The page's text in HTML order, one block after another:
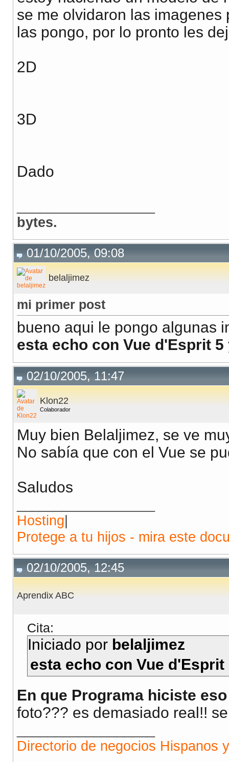
se me olvidaron las
las pongo, por lo pronto les
2D
3D
Dado
bytes.
01/10/2005, 09:08
belaljimez
mi primer post
bueno aqui le pongo algunas
esta echo con Vue d'Esprit
02/10/2005, 11:47
Klon22
Colaborador
Muy bien Belaljimez, se ve
No sabía que con el Vue se
Saludos
Hosting|
Protege a tu hijos - mira este
02/10/2005, 12:45
Aprendix ABC
Cita:
Iniciado por belaljimez
esta echo con Vue
En que Programa hiciste
foto??? es demasiado real!!
Directorio de negocios Hispanos